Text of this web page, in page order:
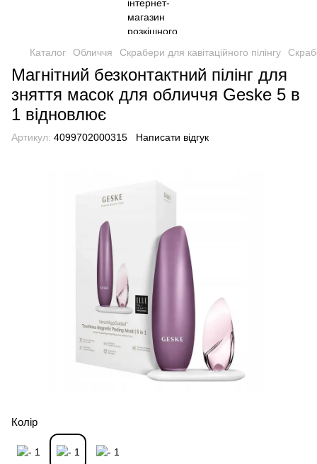
Каталог Обличчя Скрабери для кавітаційного пілінгу
Магнітний безконтактний пілінг для
зняття масок для обличчя Geske 5 в
1 відновлює
Артикул: 4099702000315 Написати відгук
Колір